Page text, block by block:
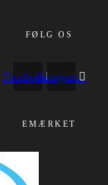
FØLG OS
FacebookInstagram
EMÆRKET